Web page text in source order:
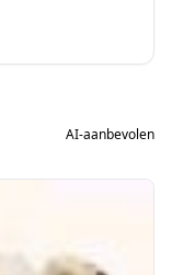
AI-aanbevolen